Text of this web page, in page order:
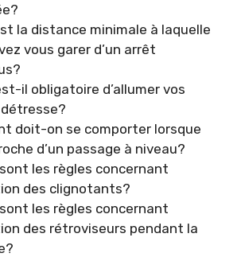
la distance minimale à laquelle
vous garer d’un arrêt
il obligatoire d’allumer vos
doit-on se comporter lorsque
d’un passage à niveau?
les règles concernant
des clignotants?
les règles concernant
des rétroviseurs pendant la